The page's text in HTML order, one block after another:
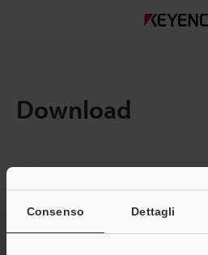
Consenso Dettagli
Download
Quantita: 1Dimensioni